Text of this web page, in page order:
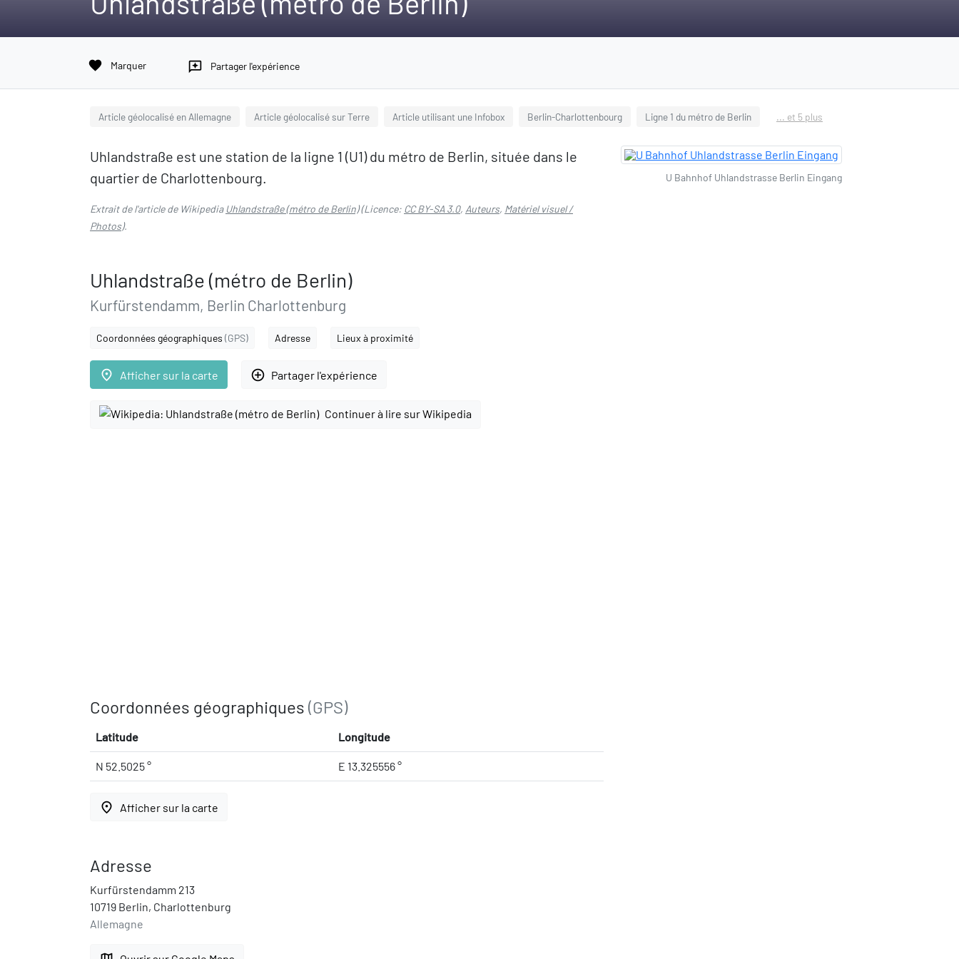
favorite Marquer reviews Partager l'expérience
Article géolocalisé en Allemagne Article géolocalisé sur Terre Article utilisant une Infobox Berlin-Charlottenbourg Ligne 1 du métro de Berlin ... et 5 plus
Uhlandstraße est une station de la ligne 1 (U1) du métro de Berlin, située dans le
quartier de Charlottenbourg.
Extrait de l'article de Wikipedia Uhlandstraße (métro de Berlin)(Licence: CC BY-SA 3.0, Auteurs, Matériel visuel /
Photos).
Uhlandstraße (métro de Berlin)
Kurfürstendamm, Berlin Charlottenburg
Coordonnées géographiques (GPS) Adresse Lieux à proximité
place Afficher sur la carte add_circle_outline Partager l'expérience
Continuer à lire sur Wikipedia
Coordonnées géographiques (GPS)
Latitude Longitude
N 52.5025 ° E 13.325556 °
place Afficher sur la carte
Adresse
Kurfürstendamm 213
10719 Berlin, Charlottenburg
Allemagne
U Bahnhof Uhlandstrasse Berlin Eingang